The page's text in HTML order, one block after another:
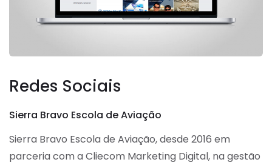
Redes Sociais
Sierra Bravo Escola de Aviação
Sierra Bravo Escola de Aviação, desde 2016 em
parceria com a Cliecom Marketing Digital, na gestão